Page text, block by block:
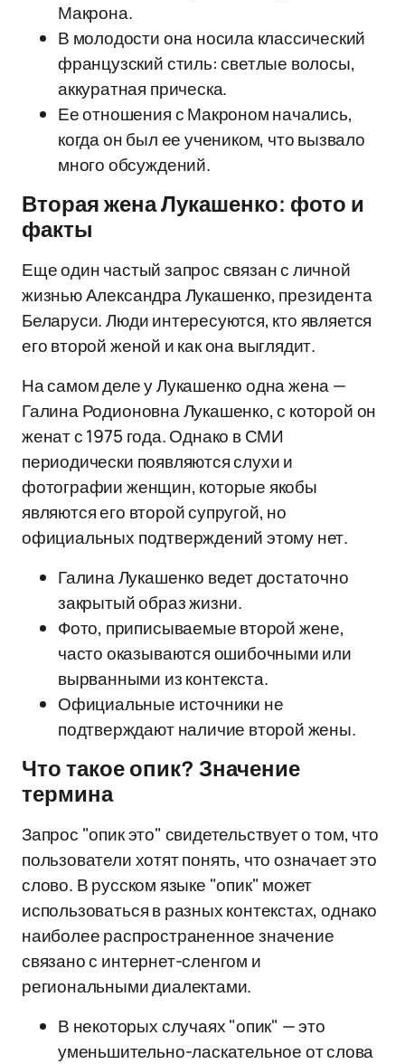
Макрона.
В молодости она носила классический
французский стиль: светлые волосы,
аккуратная прическа.
Ее отношения с Макроном начались,
когда он был ее учеником, что вызвало
много обсуждений.
Вторая жена Лукашенко: фото и
факты
Еще один частый запрос связан с личной
жизнью Александра Лукашенко, президента
Беларуси. Люди интересуются, кто является
его второй женой и как она выглядит.
На самом деле у Лукашенко одна жена —
Галина Родионовна Лукашенко, с которой он
женат с 1975 года. Однако в СМИ
периодически появляются слухи и
фотографии женщин, которые якобы
являются его второй супругой, но
официальных подтверждений этому нет.
Галина Лукашенко ведет достаточно
закрытый образ жизни.
Фото, приписываемые второй жене,
часто оказываются ошибочными или
вырванными из контекста.
Официальные источники не
подтверждают наличие второй жены.
Что такое опик? Значение
термина
Запрос "опик это" свидетельствует о том, что
пользователи хотят понять, что означает это
слово. В русском языке "опик" может
использоваться в разных контекстах, однако
наиболее распространенное значение
связано с интернет-сленгом и
региональными диалектами.
В некоторых случаях "опик" — это
уменьшительно-ласкательное от слова